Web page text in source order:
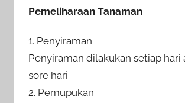
Pemeliharaan Tanaman
1. Penyiraman
Penyiraman dilakukan setiap
sore hari
2. Pemupukan